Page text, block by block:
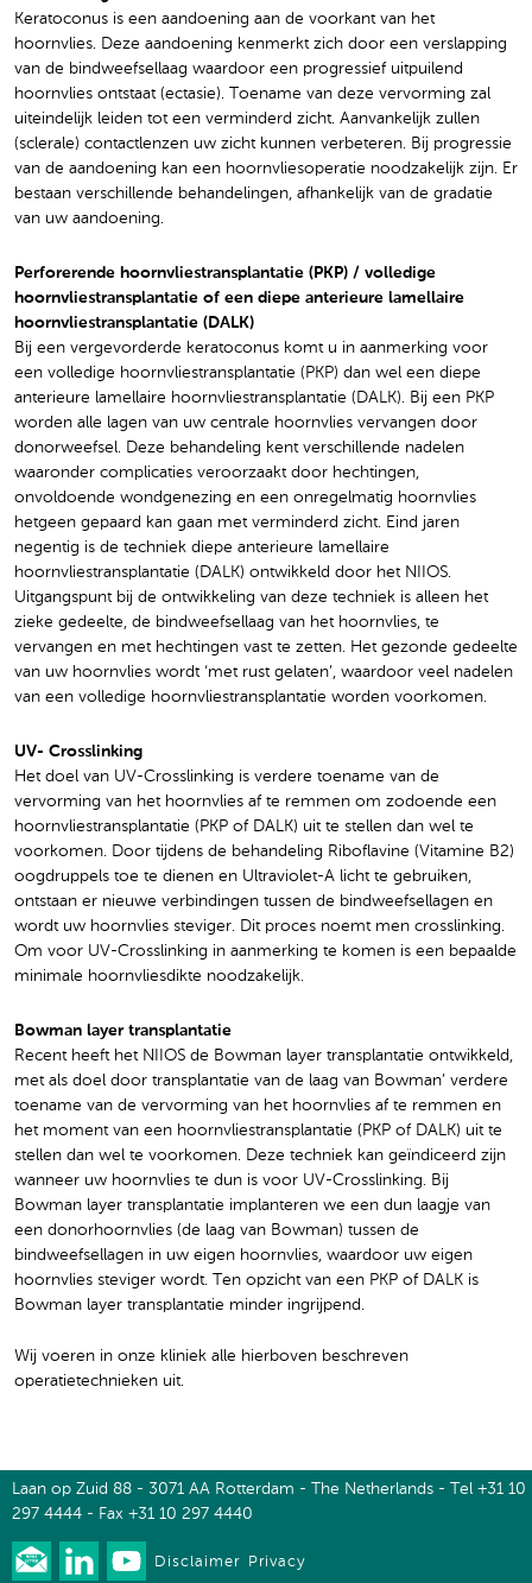
Keratoconus is een aandoening aan de voorkant van het
hoornvlies. Deze aandoening kenmerkt zich door een verslapping
van de bindweefsellaag waardoor een progressief uitpuilend
hoornvlies ontstaat (ectasie). Toename van deze vervorming zal
uiteindelijk leiden tot een verminderd zicht. Aanvankelijk zullen
(sclerale) contactlenzen uw zicht kunnen verbeteren. Bij progressie
van de aandoening kan een hoornvliesoperatie noodzakelijk zijn. Er
bestaan verschillende behandelingen, afhankelijk van de gradatie
van uw aandoening.
Perforerende hoornvliestransplantatie (PKP) / volledige
hoornvliestransplantatie of een diepe anterieure lamellaire
hoornvliestransplantatie (DALK)
Bij een vergevorderde keratoconus komt u in aanmerking voor
een volledige hoornvliestransplantatie (PKP) dan wel een diepe
anterieure lamellaire hoornvliestransplantatie (DALK). Bij een PKP
worden alle lagen van uw centrale hoornvlies vervangen door
donorweefsel. Deze behandeling kent verschillende nadelen
waaronder complicaties veroorzaakt door hechtingen,
onvoldoende wondgenezing en een onregelmatig hoornvlies
hetgeen gepaard kan gaan met verminderd zicht. Eind jaren
negentig is de techniek diepe anterieure lamellaire
hoornvliestransplantatie (DALK) ontwikkeld door het NIIOS.
Uitgangspunt bij de ontwikkeling van deze techniek is alleen het
zieke gedeelte, de bindweefsellaag van het hoornvlies, te
vervangen en met hechtingen vast te zetten. Het gezonde gedeelte
van uw hoornvlies wordt ‘met rust gelaten’, waardoor veel nadelen
van een volledige hoornvliestransplantatie worden voorkomen.
UV- Crosslinking
Het doel van UV-Crosslinking is verdere toename van de
vervorming van het hoornvlies af te remmen om zodoende een
hoornvliestransplantatie (PKP of DALK) uit te stellen dan wel te
voorkomen. Door tijdens de behandeling Riboflavine (Vitamine B2)
oogdruppels toe te dienen en Ultraviolet-A licht te gebruiken,
ontstaan er nieuwe verbindingen tussen de bindweefsellagen en
wordt uw hoornvlies steviger. Dit proces noemt men crosslinking.
Om voor UV-Crosslinking in aanmerking te komen is een bepaalde
minimale hoornvliesdikte noodzakelijk.
Bowman layer transplantatie
Recent heeft het NIIOS de Bowman layer transplantatie ontwikkeld,
met als doel door transplantatie van de laag van Bowman’ verdere
toename van de vervorming van het hoornvlies af te remmen en
het moment van een hoornvliestransplantatie (PKP of DALK) uit te
stellen dan wel te voorkomen. Deze techniek kan geïndiceerd zijn
wanneer uw hoornvlies te dun is voor UV-Crosslinking. Bij
Bowman layer transplantatie implanteren we een dun laagje van
een donorhoornvlies (de laag van Bowman) tussen de
bindweefsellagen in uw eigen hoornvlies, waardoor uw eigen
hoornvlies steviger wordt. Ten opzicht van een PKP of DALK is
Bowman layer transplantatie minder ingrijpend.
Wij voeren in onze kliniek alle hierboven beschreven
operatietechnieken uit.
Laan op Zuid 88 - 3071 AA Rotterdam - The Netherlands - Tel +31 10
297 4444 - Fax +31 10 297 4440
Disclaimer Privacy